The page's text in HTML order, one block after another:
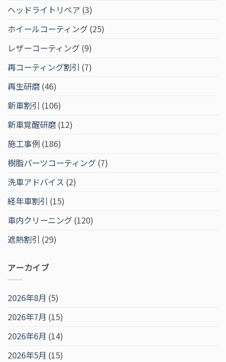
ヘッドライトリペア (3)
ホイールコーティング (25)
レザーコーティング (9)
再コーティング割引 (7)
再生研磨 (46)
新車割引 (106)
新車覚醒研磨 (12)
施工事例 (186)
樹脂パーツコーティング (7)
洗車アドバイス (2)
経年車割引 (15)
車内クリーニング (120)
遮熱割引 (29)
アーカイブ
2026年8月 (5)
2026年7月 (15)
2026年6月 (14)
2026年5月 (15)